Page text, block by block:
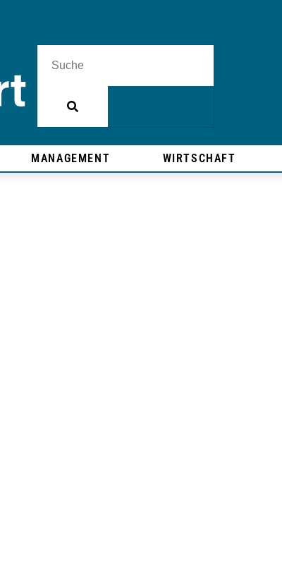
MANAGEMENT WIRTSCHAFT